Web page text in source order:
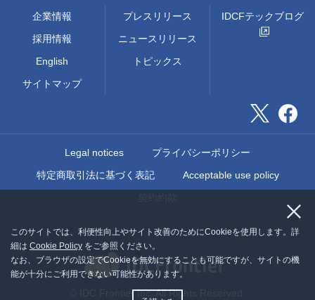
このサイトでは、利便性向上やサイト改善のためにCookieを使用します。詳
細は Cookie Policy をご参照ください。
なお、ブラウザの設定でCookieを無効にすることも可能ですが、サイトの機
能が十分にご利用できない可能性があります。
企業情報
採用情報
English
サイトマップ
プレスリリース
ニュースリリース
トピックス
IDCFテックブログ
Legal notices
プライバシーポリシー
特定商取引法に基づく表記
Acceptable use policy
© IDC Frontier Inc. All Rights Reserved.